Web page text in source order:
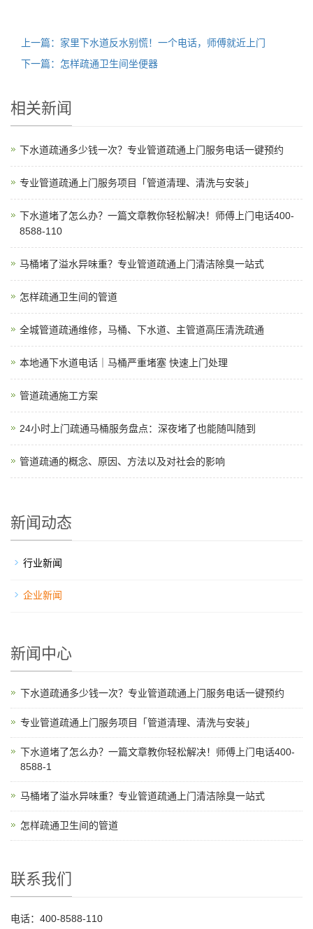
上一篇：家里下水道反水别慌！一个电话，师傅就近上门
下一篇：怎样疏通卫生间坐便器
相关新闻
下水道疏通多少钱一次？专业管道疏通上门服务电话一键预约
专业管道疏通上门服务项目「管道清理、清洗与安装」
下水道堵了怎么办？一篇文章教你轻松解决！师傅上门电话400-
8588-110
马桶堵了溢水异味重？专业管道疏通上门清洁除臭一站式
怎样疏通卫生间的管道
全城管道疏通维修，马桶、下水道、主管道高压清洗疏通
本地通下水道电话｜马桶严重堵塞 快速上门处理
管道疏通施工方案
24小时上门疏通马桶服务盘点：深夜堵了也能随叫随到
管道疏通的概念、原因、方法以及对社会的影响
新闻动态
行业新闻
企业新闻
新闻中心
下水道疏通多少钱一次？专业管道疏通上门服务电话一键预约
专业管道疏通上门服务项目「管道清理、清洗与安装」
下水道堵了怎么办？一篇文章教你轻松解决！师傅上门电话400-
8588-1
马桶堵了溢水异味重？专业管道疏通上门清洁除臭一站式
怎样疏通卫生间的管道
联系我们
电话：400-8588-110